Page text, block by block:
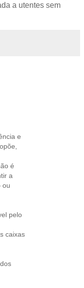
a utentes sem
e
é
a
ou
pelo
caixas